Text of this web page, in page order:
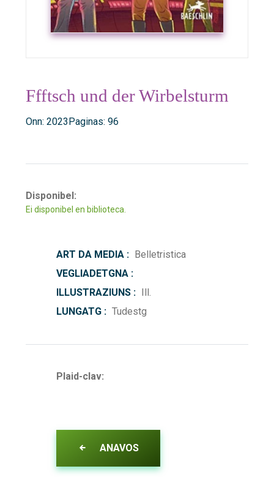
Ffftsch und der Wirbelsturm
Onn: 2023Paginas: 96
Disponibel:
Ei disponibel en biblioteca.
ART DA MEDIA : Belletristica
VEGLIADETGNA :
ILLUSTRAZIUNS : Ill.
LUNGATG : Tudestg
Plaid-clav:
ANAVOS